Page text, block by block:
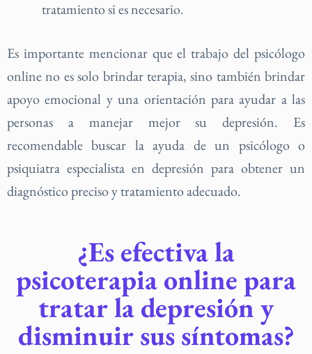
tratamiento si es necesario.
Es importante mencionar que el trabajo del psicólogo
online no es solo brindar terapia, sino también brindar
apoyo emocional y una orientación para ayudar a las
personas a manejar mejor su depresión. Es
recomendable buscar la ayuda de un psicólogo o
psiquiatra especialista en depresión para obtener un
diagnóstico preciso y tratamiento adecuado.
¿Es efectiva la
psicoterapia online para
tratar la depresión y
disminuir sus síntomas?